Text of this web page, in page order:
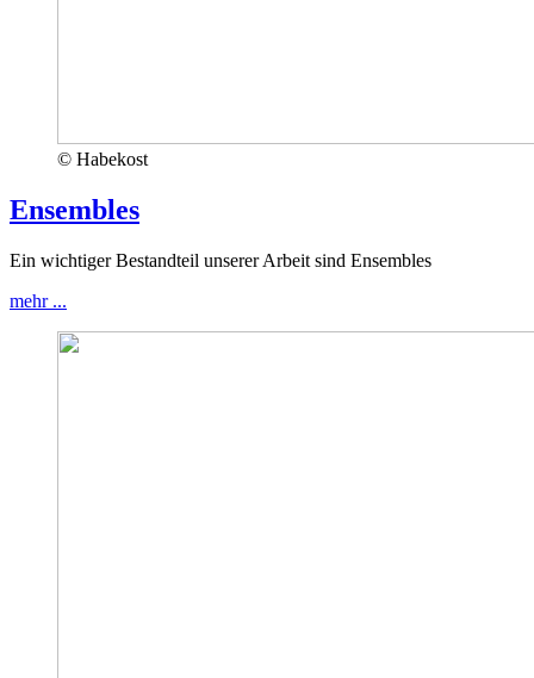
© Habekost
Ensembles
Ein wichtiger Bestandteil unserer Arbeit sind Ensembles
mehr ...